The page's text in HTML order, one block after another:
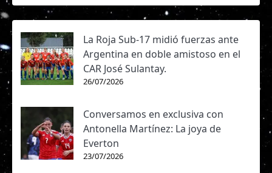
La Roja Sub-17 midió fuerzas ante
Argentina en doble amistoso en el
CAR José Sulantay.
26/07/2026
Conversamos en exclusiva con
Antonella Martínez: La joya de
Everton
23/07/2026